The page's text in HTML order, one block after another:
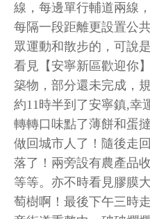
線，每邊單行輔道兩線
每隔一段距離更設置公
眾運動和散步的，可說
看見【安寧新區歡迎你
築物，部分還未完成，
約11時半到了安寧鎮,幸
轉轉口味點了薄餅和蛋
做回城市人了！隨後走
落了！兩旁設有農產品
等等。亦不時看見膠膜
萄樹啊！最後下午三時